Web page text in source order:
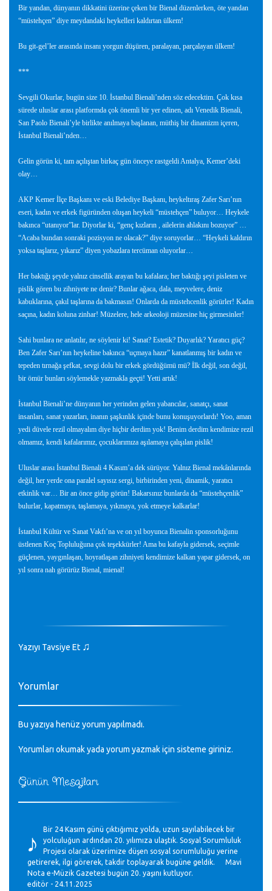
Günün Mesajları
♪
Bir 24 Kasım günü çıktığımız yolda, uzun sayılabilecek bir
yolculuğun ardından 20. yılımıza ulaştık. Sosyal Sorumluluk
Projesi olarak üzerimize düşen sosyal sorumluluğu yerine
getirerek, ilgi görerek, takdir toplayarak bugüne geldik. Mavi
Nota e-Müzik Gazetesi bugün 20. yaşını kutluyor.
editör - 24.11.2025
Bir yandan, dünyanın dikkatini üzerine çeken bir Bienal düzenlerken, öte yandan
“müstehçen” diye meydandaki heykelleri kaldırtan ülkem!
Bu git-gel’ler arasında insanı yorgun düşüren, paralayan, parçalayan ülkem!
***
Sevgili Okurlar, bugün size 10. İstanbul Bienali’nden söz edecektim. Çok kısa
sürede uluslar arası platformda çok önemli bir yer edinen, adı Venedik Bienali,
San Paolo Bienali’yle birlikte anılmaya başlanan, müthiş bir dinamizm içeren,
İstanbul Bienali’nden…
Gelin görün ki, tam açılıştan birkaç gün önceye rastgeldi Antalya, Kemer’deki
olay…
AKP Kemer İlçe Başkanı ve eski Belediye Başkanı, heykeltıraş Zafer Sarı’nın
eseri, kadın ve erkek figüründen oluşan heykeli “müstehçen” buluyor… Heykele
bakınca “utanıyor”lar. Diyorlar ki, “genç kızların , ailelerin ahlakını bozuyor” …
“Acaba bundan sonraki pozisyon ne olacak?” diye soruyorlar… “Heykeli kaldırın
yoksa taşlarız, yıkarız” diyen yobazlara tercüman oluyorlar…
Her baktığı şeyde yalnız cinsellik arayan bu kafalara; her baktığı şeyi pisleten ve
pislik gören bu zihniyete ne denir? Bunlar ağaca, dala, meyvelere, deniz
kabuklarına, çakıl taşlarına da bakmasın! Onlarda da müstehcenlik görürler! Kadın
saçına, kadın koluna zinhar! Müzelere, hele arkeoloji müzesine hiç girmesinler!
Sahi bunlara ne anlatılır, ne söylenir ki! Sanat? Estetik? Duyarlık? Yaratıcı güç?
Ben Zafer Sarı’nın heykeline bakınca “uçmaya hazır” kanatlanmış bir kadın ve
tepeden tırnağa şefkat, sevgi dolu bir erkek gördüğümü mü? İlk değil, son değil,
bir ömür bunları söylemekle yazmakla geçti! Yetti artık!
İstanbul Bienali’ne dünyanın her yerinden gelen yabancılar, sanatçı, sanat
insanları, sanat yazarları, inanın şaşkınlık içinde bunu konuşuyorlardı! Yoo, aman
yedi düvele rezil olmayalım diye hiçbir derdim yok! Benim derdim kendimize rezil
olmamız, kendi kafalarımız, çocuklarımıza aşılamaya çalışılan pislik!
Uluslar arası İstanbul Bienali 4 Kasım’a dek sürüyor. Yalnız Bienal mekânlarında
değil, her yerde ona paralel sayısız sergi, birbirinden yeni, dinamik, yaratıcı
etkinlik var… Bir an önce gidip görün! Bakarsınız bunlarda da “müstehçenlik”
bulurlar, kapatmaya, taşlamaya, yıkmaya, yok etmeye kalkarlar!
İstanbul Kültür ve Sanat Vakfı’na ve on yıl boyunca Bienalin sponsorluğunu
üstlenen Koç Topluluğuna çok teşekkürler! Ama bu kafayla gidersek, seçimle
güçlenen, yaygınlaşan, hoyratlaşan zihniyeti kendimize kalkan yapar gidersek, on
yıl sonra nah görürüz Bienal, mienal!
Yazıyı Tavsiye Et ♫
Yorumlar
Bu yazıya henüz yorum yapılmadı.
Yorumları okumak yada yorum yazmak için sisteme giriniz.